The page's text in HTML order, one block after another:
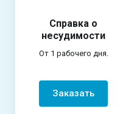
Справка о
несудимости
От 1 рабочего дня.
Заказать